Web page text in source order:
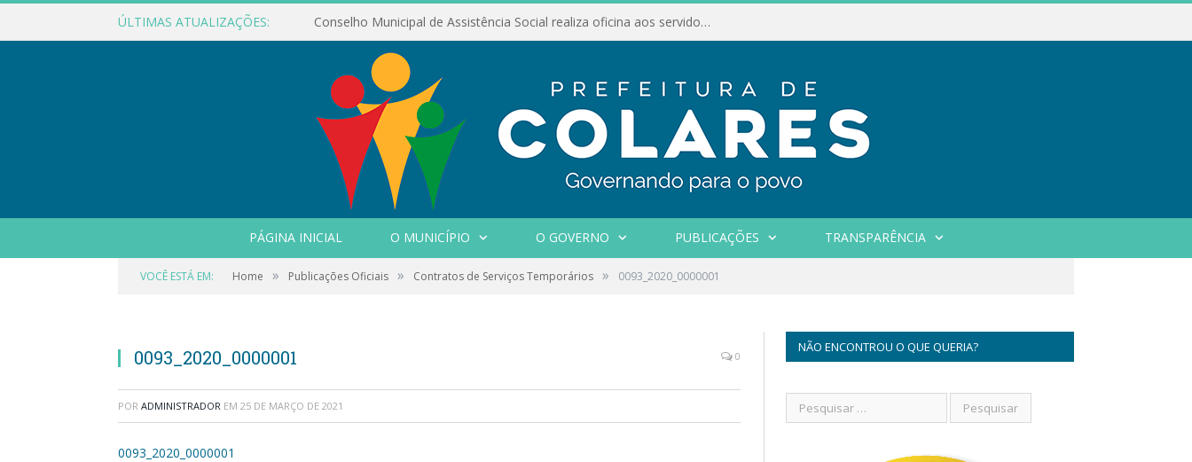
ÚLTIMAS ATUALIZAÇÕES: Conselho Municipal de Assistência Social realiza oficina aos servidores
PÁGINA INICIAL O MUNICÍPIO O GOVERNO PUBLICAÇÕES TRANSPARÊNCIA
VOCÊ ESTÁ EM: Home » Publicações Oficiais » Contratos de Serviços Temporários » 0093_2020_0000001
0093_2020_0000001 0
POR ADMINISTRADOR EM 25 DE MARÇO DE 2021
0093_2020_0000001
NÃO ENCONTROU O QUE QUERIA?